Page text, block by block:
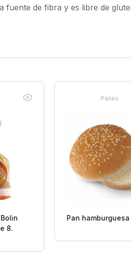
fuente de fibra y es libre de
8.
Panes
Pan